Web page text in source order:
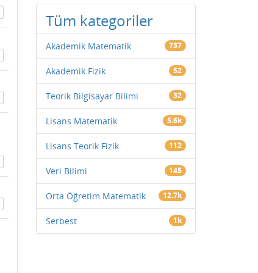
Tüm kategoriler
Akademik Matematik 737
Akademik Fizik 52
Teorik Bilgisayar Bilimi 32
Lisans Matematik 5.6k
Lisans Teorik Fizik 112
Veri Bilimi 145
Orta Öğretim Matematik 12.7k
Serbest 1k